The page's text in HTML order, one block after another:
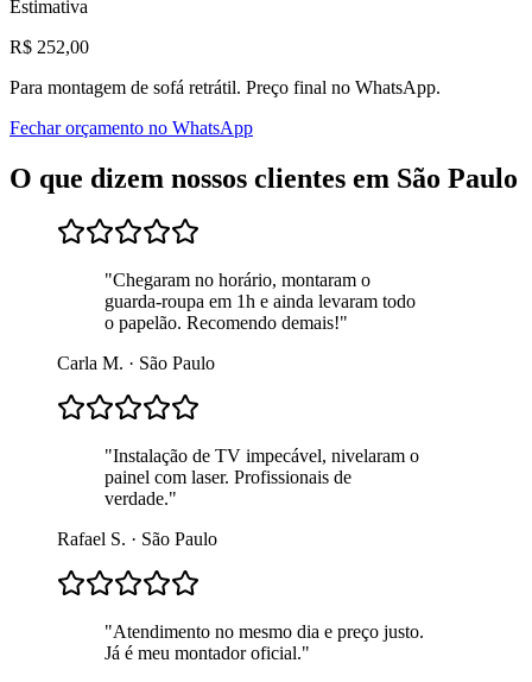
Estimativa
R$ 252,00
Para montagem de sofá retrátil. Preço final no WhatsApp.
Fechar orçamento no WhatsApp
O que dizem nossos clientes em São Paulo
"Chegaram no horário, montaram o
guarda-roupa em 1h e ainda levaram todo
o papelão. Recomendo demais!"
Carla M. · São Paulo
"Instalação de TV impecável, nivelaram o
painel com laser. Profissionais de
verdade."
Rafael S. · São Paulo
"Atendimento no mesmo dia e preço justo.
Já é meu montador oficial."